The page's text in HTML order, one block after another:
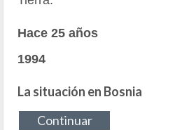
Hace 25 años
1994
La situación en Bosnia
Continuar